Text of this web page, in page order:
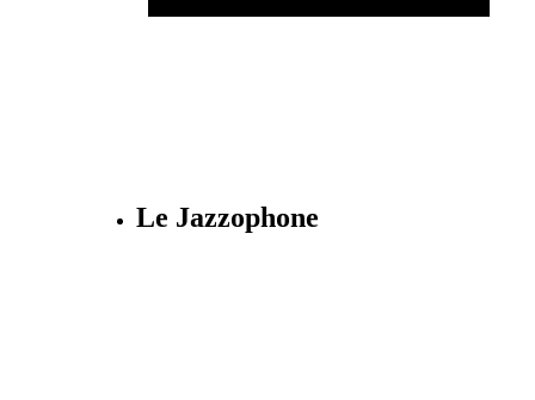
Le Jazzophone